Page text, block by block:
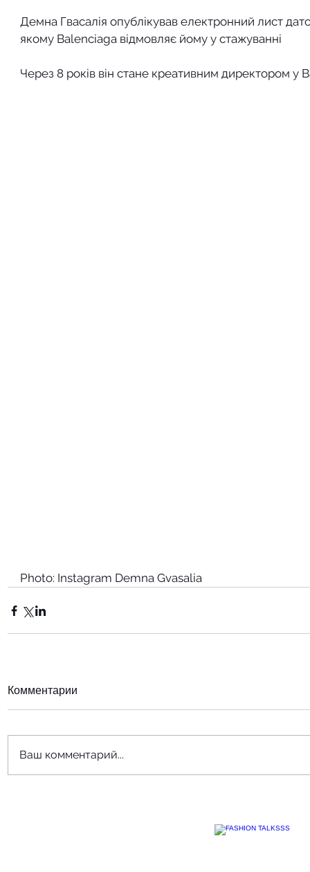
Демна Гвасалія опублікував електронний лист
якому Balenciaga відмовляє йому у стажуванні
Через 8 років він стане креативним директором у
Photo: Instagram Demna Gvasalia
Комментарии
Ваш комментарий...